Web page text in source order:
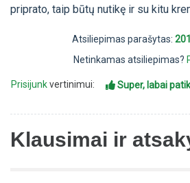
priprato, taip būtų nutikę ir su kitu
Atsiliepimas parašytas:
Netinkamas atsiliepimas?
Prisijunkvertinimui: Super, labai
Klausimai ir